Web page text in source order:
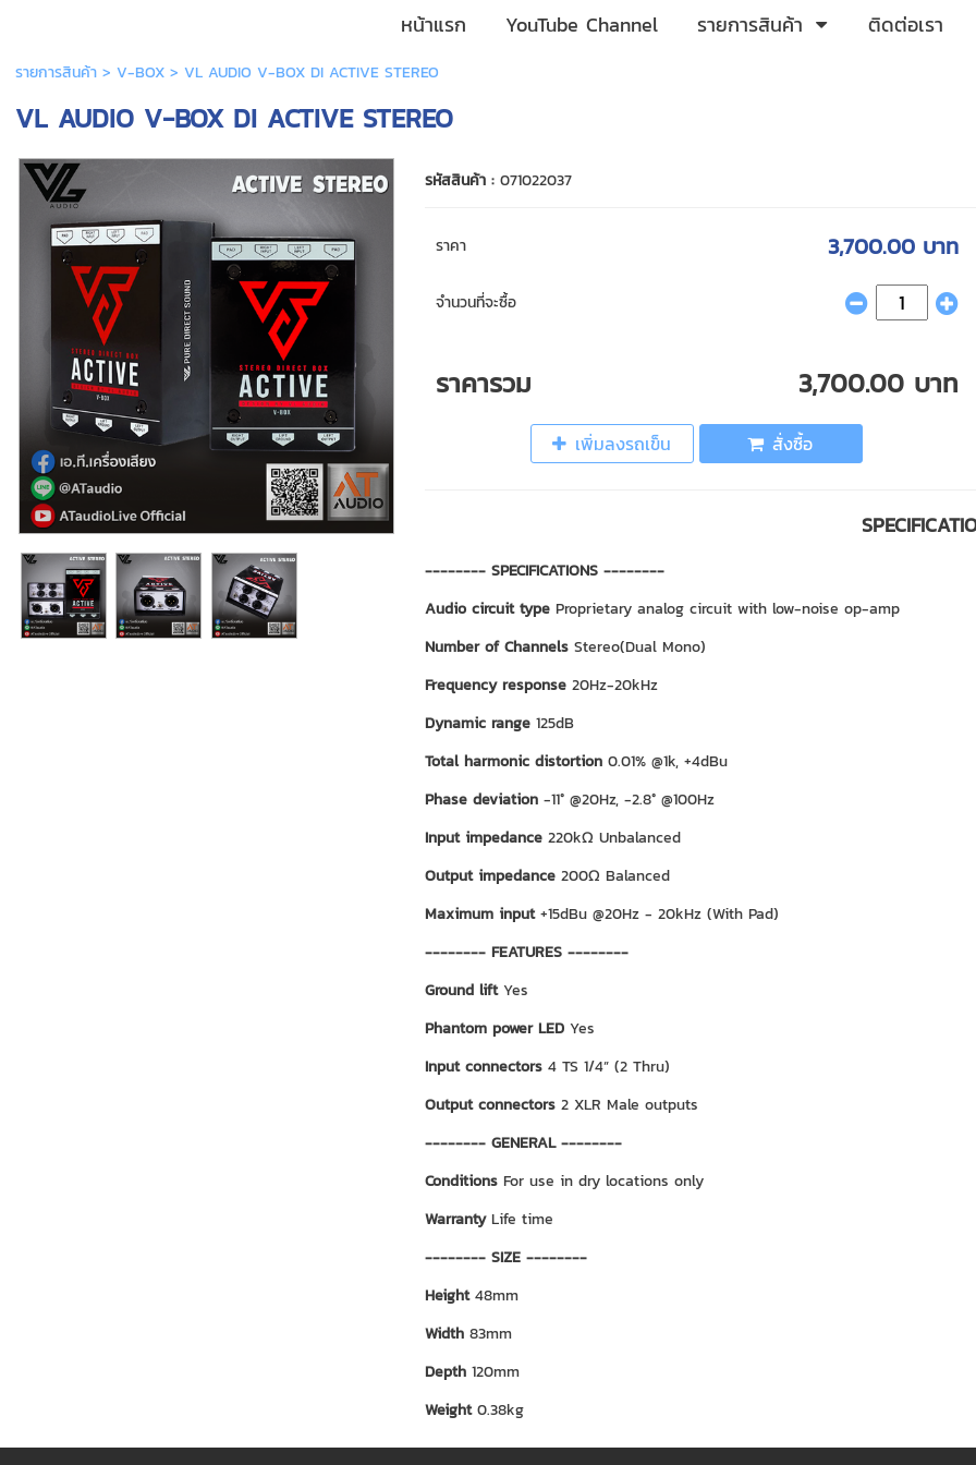
หน้าแรก YouTube Channel รายการสินค้า ติดต่อเรา
รายการสินค้า> V-BOX> VL AUDIO V-BOX DI ACTIVE STEREO
VL AUDIO V-BOX DI ACTIVE STEREO
รหัสสินค้า : 071022037
ราคา 3,700.00 บาท
จำนวนที่จะซื้อ
ราคารวม 3,700.00 บาท
เพิ่มลงรถเข็น สั่งซื้อ
-------- SPECIFICATIONS --------
Audio circuit type Proprietary analog circuit with low-noise op-amp
Number of Channels Stereo(Dual Mono)
Frequency response 20Hz-20kHz
Dynamic range 125dB
Total harmonic distortion 0.01% @1k, +4dBu
Phase deviation -11° @20Hz, -2.8° @100Hz
Input impedance 220kΩ Unbalanced
Output impedance 200Ω Balanced
Maximum input+15dBu @20Hz - 20kHz (With Pad)
-------- FEATURES --------
Ground liftYes
Phantom power LED Yes
Input connectors 4 TS 1/4” (2 Thru)
Output connectors 2 XLR Male outputs
-------- GENERAL --------
Conditions For use in dry locations only
WarrantyLife time
-------- SIZE --------
Height48mm
Width 83mm
Depth 120mm
Weight0.38kg